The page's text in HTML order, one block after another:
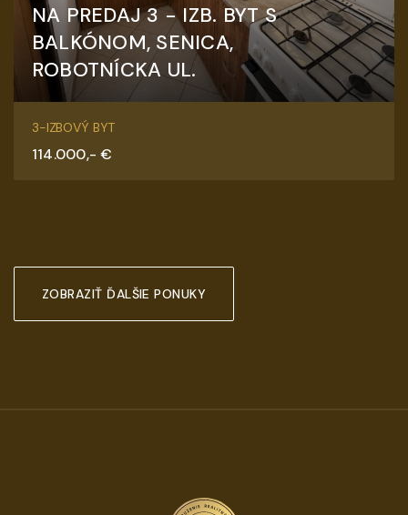
NA PREDAJ 3 - IZB. BYT S
BALKÓNOM, SENICA,
ROBOTNÍCKA UL.
Robotnícka, Senica
3-IZBOVÝ BYT
114.000,- €
ZOBRAZIŤ ĎALŠIE PONUKY